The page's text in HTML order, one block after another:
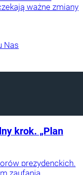
ważne zmiany
Nas
krok. „Plan
prezydenckich.
zaufania